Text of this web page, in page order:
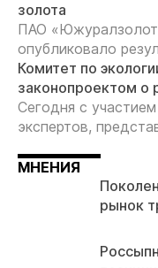
золота
ПАО
опубликовало
Комитет по
законопроектом о
Сегодня с
экспертов,
МНЕНИЯ
рынок